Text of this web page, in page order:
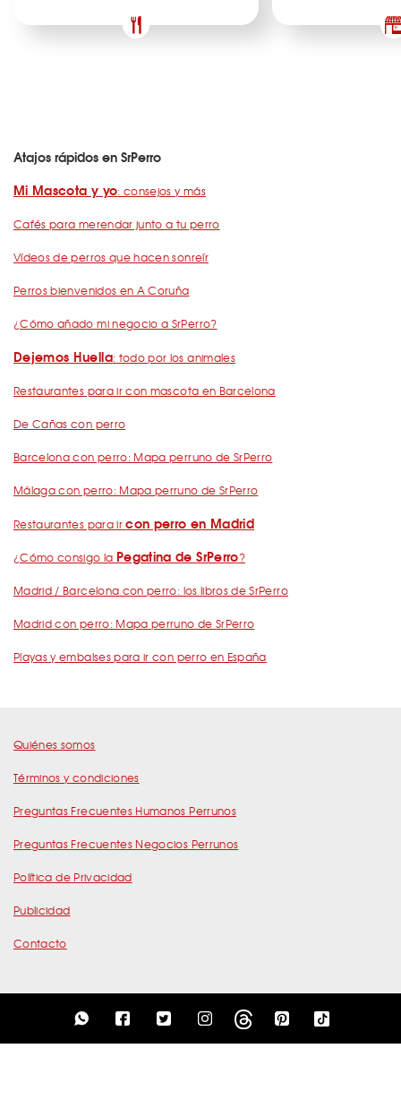
Atajos rápidos en SrPerro
Mi Mascota y yo: consejos y más
Cafés para merendar junto a tu perro
Vídeos de perros que hacen sonreír
Perros bienvenidos en A Coruña
¿Cómo añado mi negocio a SrPerro?
Dejemos Huella: todo por los animales
Restaurantes para ir con mascota en Barcelona
De Cañas con perro
Barcelona con perro: Mapa perruno de SrPerro
Málaga con perro: Mapa perruno de SrPerro
Restaurantes para ircon perro en Madrid
¿Cómo consigo la Pegatina de SrPerro?
Madrid / Barcelona con perro: los libros de SrPerro
Madrid con perro: Mapa perruno de SrPerro
Playas y embalses para ir con perro en España
Quiénes somos
Términos y condiciones
Preguntas Frecuentes Humanos Perrunos
Preguntas Frecuentes Negocios Perrunos
Política de Privacidad
Publicidad
Contacto